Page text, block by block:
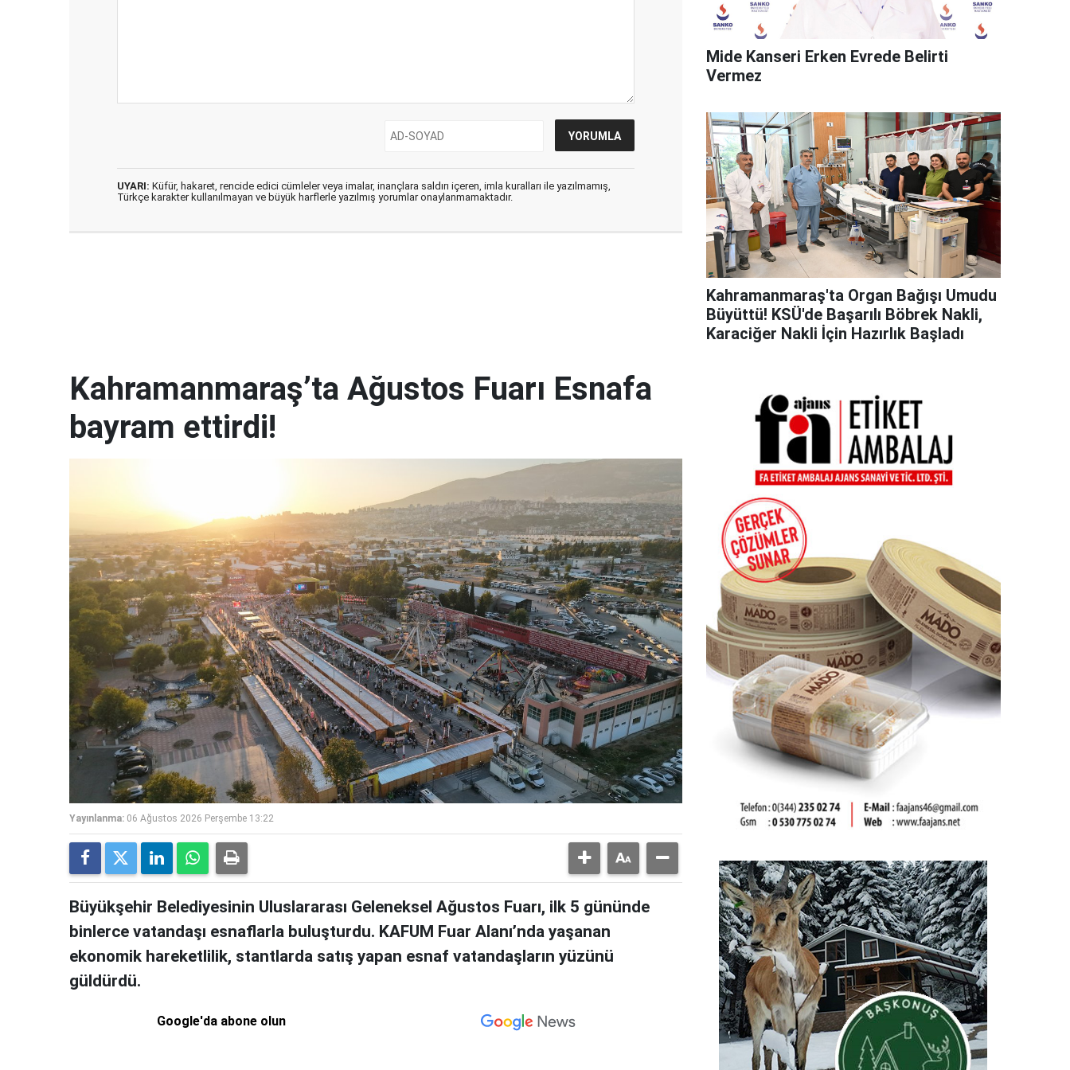
UYARI: Küfür, hakaret, rencide edici cümleler veya imalar, inançlara saldırı içeren, imla kuralları ile yazılmamış,
Türkçe karakter kullanılmayan ve büyük harflerle yazılmış yorumlar onaylanmamaktadır.
Mide Kanseri Erken Evrede Belirti
Vermez
Kahramanmaraş'ta Organ Bağışı Umudu
Büyüttü! KSÜ'de Başarılı Böbrek Nakli,
Karaciğer Nakli İçin Hazırlık Başladı
Kahramanmaraş’ta Ağustos Fuarı Esnafa
bayram ettirdi!
Yayınlanma: 06 Ağustos 2026 Perşembe 13:22
Büyükşehir Belediyesinin Uluslararası Geleneksel Ağustos Fuarı, ilk 5 gününde
binlerce vatandaşı esnaflarla buluşturdu. KAFUM Fuar Alanı’nda yaşanan
ekonomik hareketlilik, stantlarda satış yapan esnaf vatandaşların yüzünü
güldürdü.
Google'da abone olun